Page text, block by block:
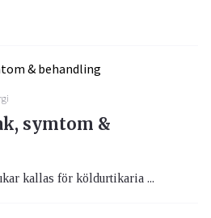
symtom &
kallas för köldurtikaria ...